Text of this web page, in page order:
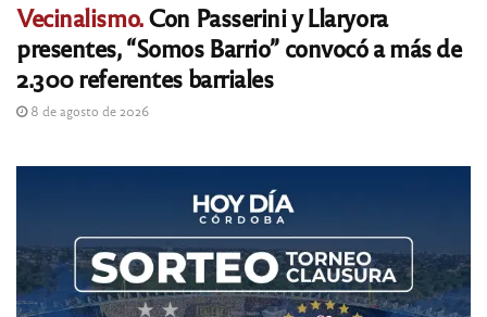
Vecinalismo.Con Passerini y Llaryora
presentes, “Somos Barrio” convocó a más de
2.300 referentes barriales
8 de agosto de 2026